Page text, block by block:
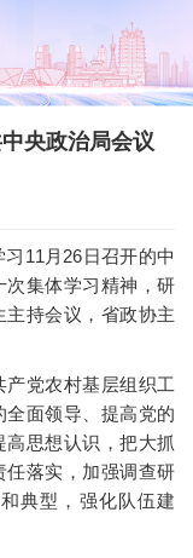
央政治局会议
11月26日召开的中
集体学习精神，研
持会议，省政协主
党农村基层组织工
面领导、提高党的
思想认识，把大抓
落实，加强调查研
典型，强化队伍建